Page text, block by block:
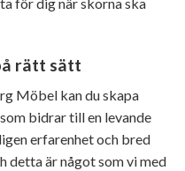
rätt sätt
Möbel kan du skapa
bidrar till en levande
erfarenhet och bred
detta är något som vi med